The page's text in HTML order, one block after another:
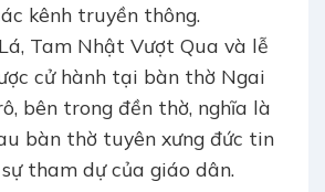
kênh truyền thông.
Tam Nhật Vượt Qua và lễ
cử hành tại bàn thờ Ngai
bên trong đền thờ, nghĩa là
bàn thờ tuyên xưng đức tin
tham dự của giáo dân.